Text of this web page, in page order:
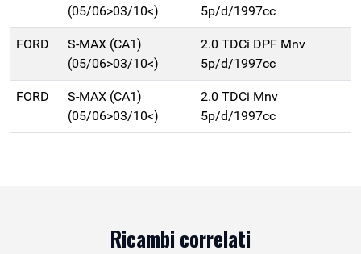
(05/06>03/10<)
5p/d/1997cc
FORD
S-MAX (CA1)
(05/06>03/10<)
2.0 TDCi DPF Mnv
5p/d/1997cc
FORD
S-MAX (CA1)
(05/06>03/10<)
2.0 TDCi Mnv
5p/d/1997cc
Ricambi correlati